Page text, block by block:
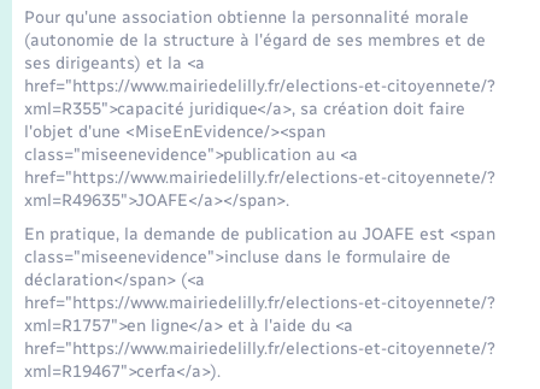
Pour qu'une association obtienne la personnalité morale
(autonomie de la structure à l'égard de ses membres et de
ses dirigeants) et la <a
href="https://www.mairiedelilly.fr/elections-et-citoyennete/?
xml=R355">capacité juridique</a>, sa création doit faire
l'objet d'une <MiseEnEvidence/><span
class="miseenevidence">publication au <a
href="https://www.mairiedelilly.fr/elections-et-citoyennete/?
xml=R49635">JOAFE</a></span>.
En pratique, la demande de publication au JOAFE est <span
class="miseenevidence">incluse dans le formulaire de
déclaration</span> (<a
href="https://www.mairiedelilly.fr/elections-et-citoyennete/?
xml=R1757">en ligne</a> et à l'aide du <a
href="https://www.mairiedelilly.fr/elections-et-citoyennete/?
xml=R19467">cerfa</a>).